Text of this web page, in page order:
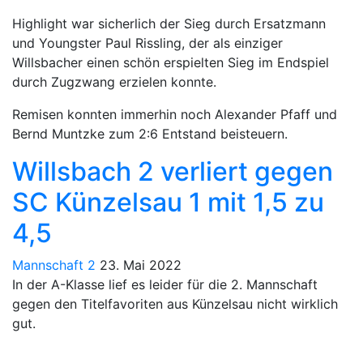
Highlight war sicherlich der Sieg durch Ersatzmann
und Youngster Paul Rissling, der als einziger
Willsbacher einen schön erspielten Sieg im Endspiel
durch Zugzwang erzielen konnte.
Remisen konnten immerhin noch Alexander Pfaff und
Bernd Muntzke zum 2:6 Entstand beisteuern.
Willsbach 2 verliert gegen
SC Künzelsau 1 mit 1,5 zu
4,5
Mannschaft 2 23. Mai 2022
In der A-Klasse lief es leider für die 2. Mannschaft
gegen den Titelfavoriten aus Künzelsau nicht wirklich
gut.